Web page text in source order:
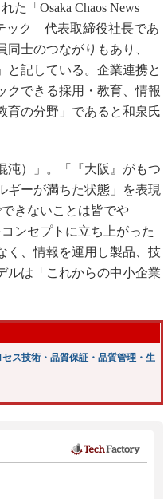
「Osaka Chaos News
ック 代表取締役社長であ
士のつながりもあり、
と記している。企業連携と
クできる採用・教育、情報
育の分野」であると和泉氏
沌）」。「『大阪』がもつ
ギーが満ちた状態」を表現
きないことは皆でや
ンセプトに立ち上がった
く、情報を運用し製品、技
ルは「これからの中小企業
ス技術・品質保証・品質管理・生